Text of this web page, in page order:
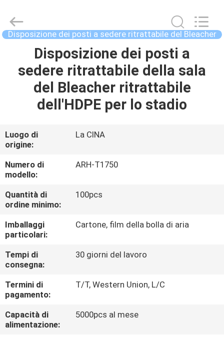
CASA
PRODOTTI
NOI
GIRO
DELLA
FABBRICA
CONTROLLO
DI
QUALITÀ
CONTATTICI
BLOG
Chongqing
Aireach
Commercial
Disposizione dei posti a sedere ritrattabile del Bleacher
Disposizione dei posti a
sedere ritrattabile della sala
del Bleacher ritrattabile
dell'HDPE per lo stadio
Luogo di
origine:
La CINA
Numero di
modello:
ARH-T1750
Quantità di
ordine minimo:
100pcs
Imballaggi
particolari:
Cartone, film della bolla di aria
Tempi di
consegna:
30 giorni del lavoro
Termini di
pagamento:
T/T, Western Union, L/C
Capacità di
alimentazione:
5000pcs al mese